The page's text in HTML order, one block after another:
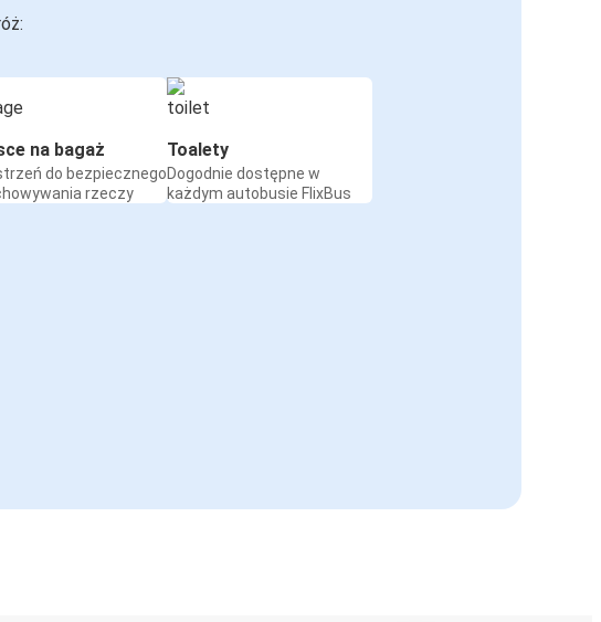
na bagaż
do bezpiecznego
rzeczy
Toalety
Dogodnie dostępne w
każdym autobusie FlixBus